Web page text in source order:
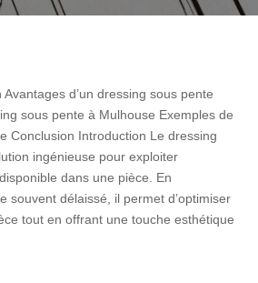
d’un dressing sous pente
sous pente à Mulhouse Exemples de
Conclusion Introduction Le dressing
ingénieuse pour exploiter
dans une pièce. En
souvent délaissé, il permet d’optimiser
tout en offrant une touche esthétique